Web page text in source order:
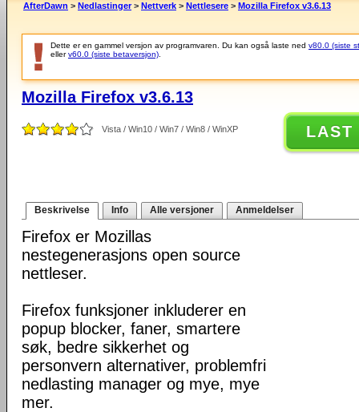
AfterDawn > Nedlastinger > Nettverk > Nettlesere > Mozilla Firefox v3.6.13
Dette er en gammel versjon av programvaren. Du kan også laste ned v80.0 (siste
ellerv60.0 (siste betaversjon)
Mozilla Firefox v3.6.13
Vista / Win10 / Win7 / Win8 / WinXP LAST
Beskrivelse Info Alle versjoner Anmeldelser
Firefox er Mozillas
nestegenerasjons open source
nettleser.
Firefox funksjoner inkluderer en
popup blocker, faner, smartere
søk, bedre sikkerhet og
personvern alternativer, problemfri
nedlasting manager og mye, mye
mer.